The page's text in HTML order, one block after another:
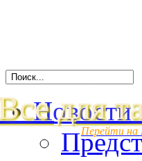
для
Перейти на
Новости